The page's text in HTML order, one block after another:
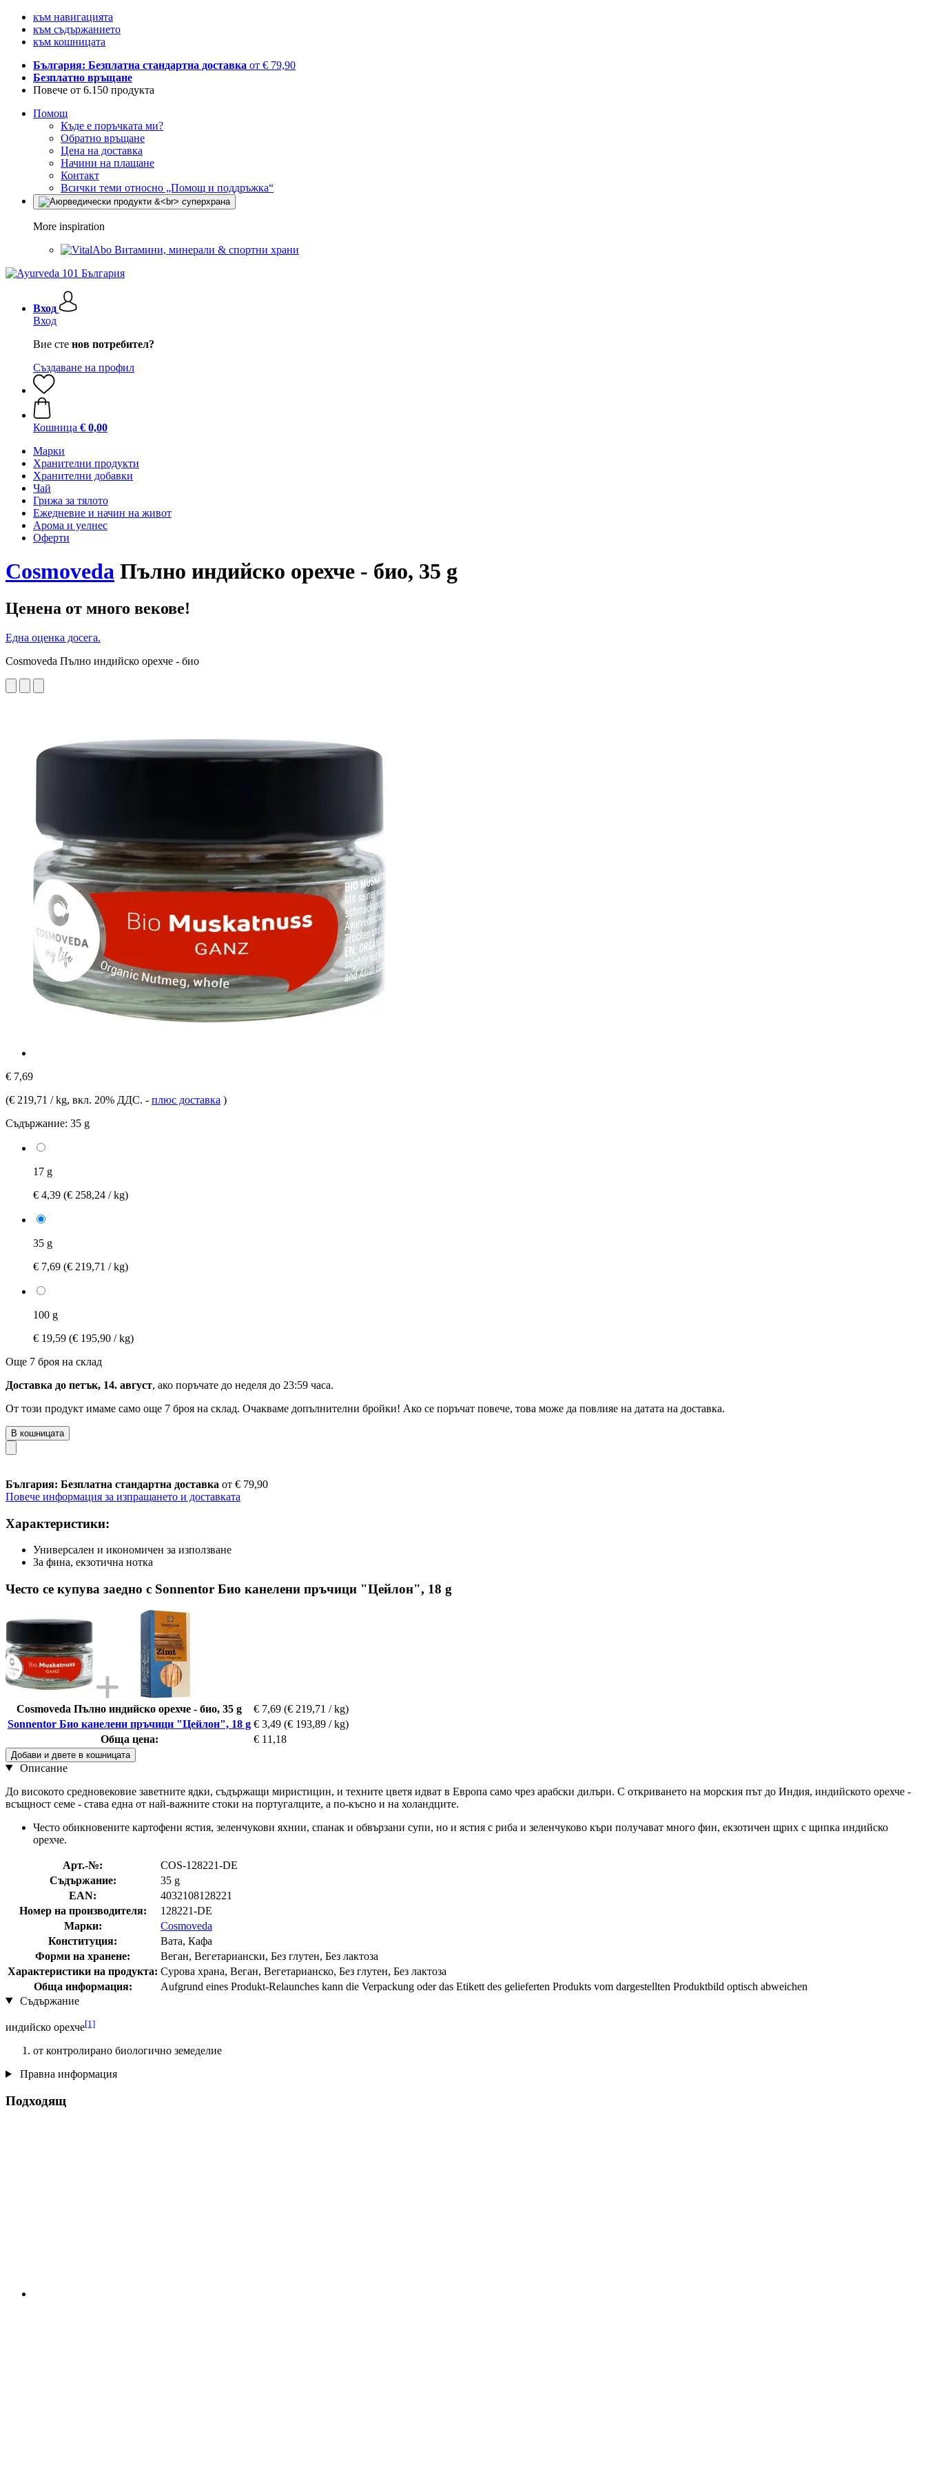
към навигацията
към съдържанието
към кошницата
България: Безплатна стандартна доставка от € 79,90
Безплатно връщане
Повече от 6.150 продукта
Помощ
Къде е поръчката ми?
Обратно връщане
Цена на доставка
Начини на плащане
Контакт
Всички теми относно „Помощ и поддръжка“
More inspiration
Витамини, минерали & спортни храни
Вход
Вход
Вие сте нов потребител?
Създаване на профил
Кошница € 0,00
Марки
Хранителни продукти
Хранителни добавки
Чай
Грижа за тялото
Ежедневие и начин на живот
Арома и уелнес
Оферти
Cosmoveda Пълно индийско орехче - био, 35 g
Ценена от много векове!
Една оценка досега.
Cosmoveda Пълно индийско орехче - био
€ 7,69
(€ 219,71 / kg, вкл. 20% ДДС. - плюс доставка )
Съдържание: 35 g
17 g
€ 4,39 (€ 258,24 / kg)
35 g
€ 7,69 (€ 219,71 / kg)
100 g
€ 19,59 (€ 195,90 / kg)
Още 7 броя на склад
Доставка до петък, 14. август, ако поръчате до неделя до 23:59 часа.
От този продукт имаме само още 7 броя на склад. Очакваме допълнителни бройки! Ако се поръчат повече, това може да повлияе на датата на доставка.
В кошницата
България: Безплатна стандартна доставка от € 79,90
Повече информация за изпращането и доставката
Характеристики:
Универсален и икономичен за използване
За фина, екзотична нотка
Често се купува заедно с Sonnentor Био канелени пръчици "Цейлон", 18 g
Cosmoveda Пълно индийско орехче - био, 35 g € 7,69 (€ 219,71 / kg)
Sonnentor Био канелени пръчици "Цейлон", 18 g € 3,49 (€ 193,89 / kg)
Обща цена:
€ 11,18
Добави и двете в кошницата
Описание
До високото средновековие заветните ядки, съдържащи миристицин, и техните цветя идват в Европа само чрез арабски дилъри. С откриването на морския път до Индия, индийското орехче -
всъщност семе - става една от най-важните стоки на португалците, а по-късно и на холандците.
Често обикновените картофени ястия, зеленчукови яхнии, спанак и обвързани супи, но и ястия с риба и зеленчуково къри получават много фин, екзотичен щрих с щипка индийско
орехче.
Арт.-№:
COS-128221-DE
Съдържание:
35 g
EAN:
4032108128221
Номер на производителя:
128221-DE
Марки:
Cosmoveda
Конституция:
Вата, Кафа
Форми на хранене:
Веган, Вегетариански, Без глутен, Без лактоза
Характеристики на продукта: Сурова храна, Веган, Вегетарианско, Без глутен, Без лактоза
Обща информация:
Aufgrund eines Produkt-Relaunches kann die Verpackung oder das Etikett des gelieferten Produkts vom dargestellten Produktbild optisch abweichen
Съдържание
индийско орехче[1]
от контролирано биологично земеделие
Правна информация
Подходящ